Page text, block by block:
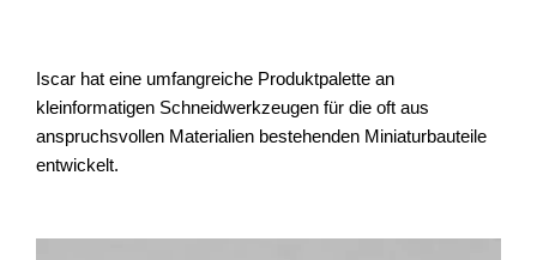
Iscar hat eine umfangreiche Produktpalette an
kleinformatigen Schneidwerkzeugen für die oft aus
anspruchsvollen Materialien bestehenden Miniaturbauteile
entwickelt.